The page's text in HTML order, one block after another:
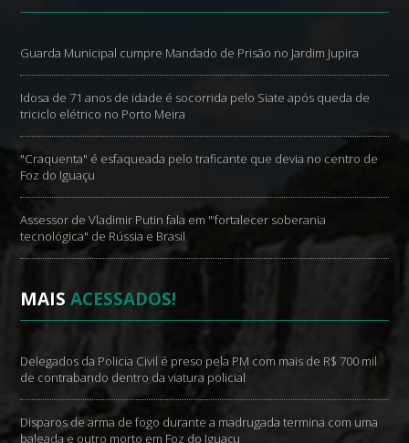
Guarda Municipal cumpre Mandado de Prisão no Jardim Jupira
Idosa de 71 anos de idade é socorrida pelo Siate após queda de
triciclo elétrico no Porto Meira
"Craquenta" é esfaqueada pelo traficante que devia no centro de
Foz do Iguaçu
Assessor de Vladimir Putin fala em "‘fortalecer soberania
tecnológica" de Rússia e Brasil
MAISACESSADOS!
Delegados da Policia Civil é preso pela PM com mais de R$ 700 mil
de contrabando dentro da viatura policial
Disparos de arma de fogo durante a madrugada termina com uma
baleada e outro morto em Foz do Iguaçu